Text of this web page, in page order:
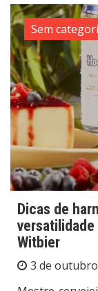
Sem
Dicas de
Witbier
3 de